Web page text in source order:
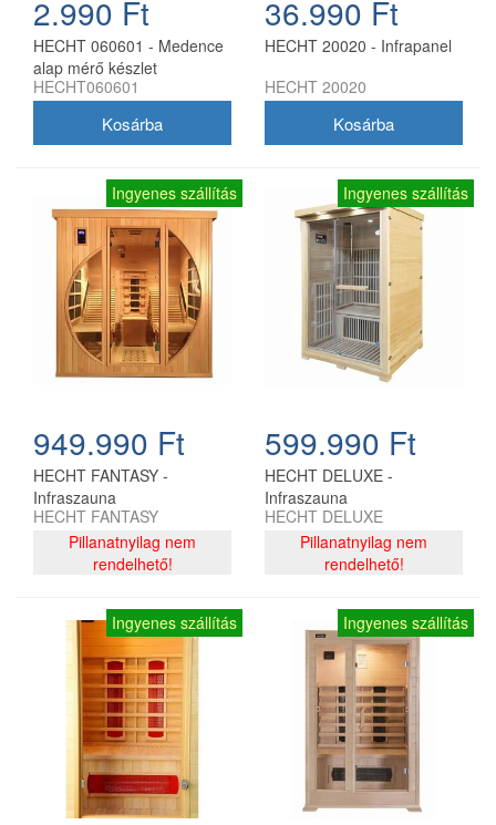
2.990 Ft
HECHT 060601 - Medence
alap mérő készlet
HECHT060601
36.990 Ft
HECHT 20020 - Infrapanel
HECHT 20020
Ingyenes szállítás
949.990 Ft
HECHT FANTASY -
Infraszauna
HECHT FANTASY
Pillanatnyilag nem
rendelhető!
Ingyenes szállítás
599.990 Ft
HECHT DELUXE -
Infraszauna
HECHT DELUXE
Pillanatnyilag nem
rendelhető!
Ingyenes szállítás Ingyenes szállítás